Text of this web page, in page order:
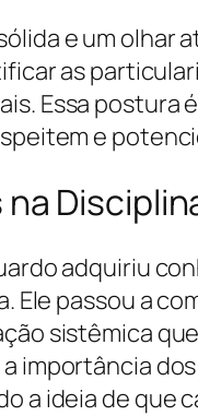
e um
as
Essa postura
e
adquiriu
Ele passou a
sistêmica
importância
a ideia de que